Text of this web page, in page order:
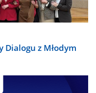
Dialogu z Młodym